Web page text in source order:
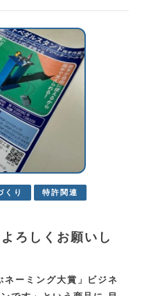
くり 特許関連
ろしくお願いし
ネーミング大賞」ビジネ